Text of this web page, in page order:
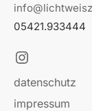
05421.933444
s
t
datenschutz
impressum